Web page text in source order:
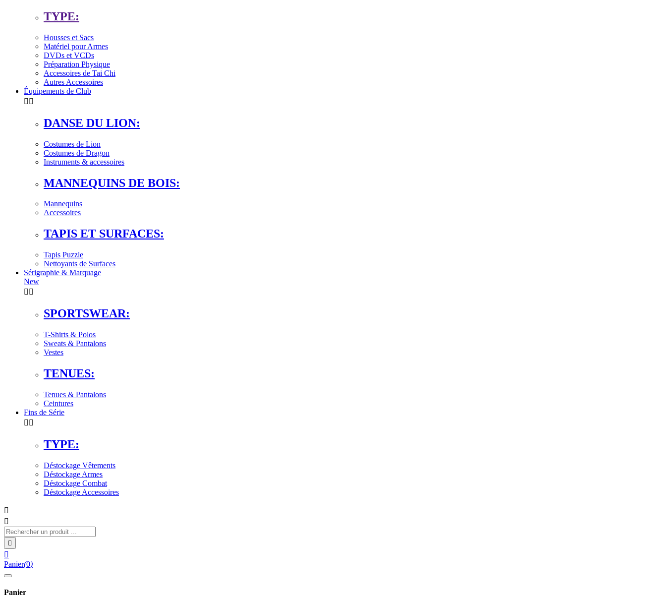
TYPE:
Housses et Sacs
Matériel pour Armes
DVDs et VCDs
Préparation Physique
Accessoires de Tai Chi
Autres Accessoires
Équipements de Club
 
DANSE DU LION:
Costumes de Lion
Costumes de Dragon
Instruments & accessoires
MANNEQUINS DE BOIS:
Mannequins
Accessoires
TAPIS ET SURFACES:
Tapis Puzzle
Nettoyants de Surfaces
Sérigraphie & Marquage
New
 
SPORTSWEAR:
T-Shirts & Polos
Sweats & Pantalons
Vestes
TENUES:
Tenues & Pantalons
Ceintures
Fins de Série
 
TYPE:
Déstockage Vêtements
Déstockage Armes
Déstockage Combat
Déstockage Accessoires




Panier(0)
Panier